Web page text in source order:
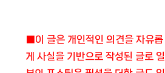
■이 글은 개인적인 의견을 자유롭
게 사실을 기반으로 작성된 글로 일